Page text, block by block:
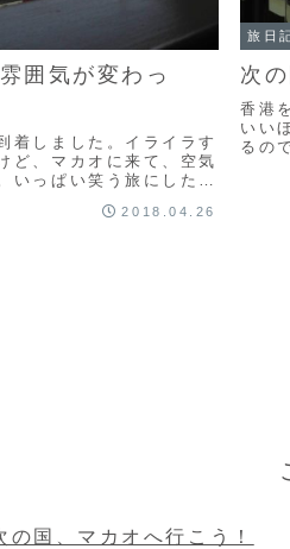
囲気が変わっ
着しました。イライラす
ど、マカオに来て、空気
いっぱい笑う旅にした
2018.04.26
旅日
次
香港
いい
るの
の国、マカオへ行こう！